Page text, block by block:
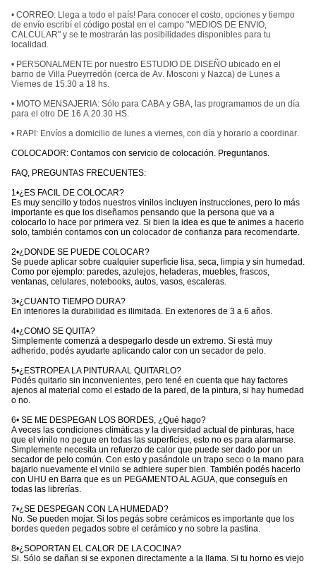
• CORREO: Llega a todo el país! Para conocer el costo, opciones y tiempo
de envío escribí el código postal en el campo "MEDIOS DE ENVIO,
CALCULAR" y se te mostrarán las posibilidades disponibles para tu
localidad.
• PERSONALMENTE por nuestro ESTUDIO DE DISEÑO ubicado en el
barrio de Villa Pueyrredón (cerca de Av. Mosconi y Nazca) de Lunes a
Viernes de 15.30 a 18 hs.
• MOTO MENSAJERIA: Sólo para CABA y GBA, las programamos de un día
para el otro DE 16 A 20.30 HS.
• RAPI: Envíos a domicilio de lunes a viernes, con día y horario a coordinar.
COLOCADOR: Contamos con servicio de colocación. Preguntanos.
FAQ, PREGUNTAS FRECUENTES:
1•¿ES FACIL DE COLOCAR?
Es muy sencillo y todos nuestros vinilos incluyen instrucciones, pero lo más
importante es que los diseñamos pensando que la persona que va a
colocarlo lo hace por primera vez. Si bien la idea es que te animes a hacerlo
solo, también contamos con un colocador de confianza para recomendarte.
2•¿DONDE SE PUEDE COLOCAR?
Se puede aplicar sobre cualquier superficie lisa, seca, limpia y sin humedad.
Como por ejemplo: paredes, azulejos, heladeras, muebles, frascos,
ventanas, celulares, notebooks, autos, vasos, escaleras.
3•¿CUANTO TIEMPO DURA?
En interiores la durabilidad es ilimitada. En exteriores de 3 a 6 años.
4•¿COMO SE QUITA?
Simplemente comenzá a despegarlo desde un extremo. Si está muy
adherido, podés ayudarte aplicando calor con un secador de pelo.
5•¿ESTROPEA LA PINTURA AL QUITARLO?
Podés quitarlo sin inconvenientes, pero tené en cuenta que hay factores
ajenos al material como el estado de la pared, de la pintura, si hay humedad
o no.
6• SE ME DESPEGAN LOS BORDES, ¿Qué hago?
A veces las condiciones climáticas y la diversidad actual de pinturas, hace
que el vinilo no pegue en todas las superficies, esto no es para alarmarse.
Simplemente necesita un refuerzo de calor que puede ser dado por un
secador de pelo común. Con esto y pasándole un trapo seco o la mano para
bajarlo nuevamente el vinilo se adhiere super bien. También podés hacerlo
con UHU en Barra que es un PEGAMENTO AL AGUA, que conseguís en
todas las librerías.
7•¿SE DESPEGAN CON LA HUMEDAD?
No. Se pueden mojar. Si los pegás sobre cerámicos es importante que los
bordes queden pegados sobre el cerámico y no sobre la pastina.
8•¿SOPORTAN EL CALOR DE LA COCINA?
Si. Sólo se dañan si se exponen directamente a la llama. Si tu horno es viejo